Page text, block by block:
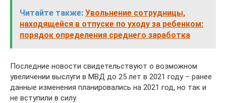
Читайте также: Увольнение сотрудницы,
находящейся в отпуске по уходу за ребенком:
порядок определения среднего заработка
Последние новости свидетельствуют о возможном
увеличении выслуги в МВД до 25 лет в 2021 году – ранее
данные изменения планировались на 2021 год, но так и
не вступили в силу.